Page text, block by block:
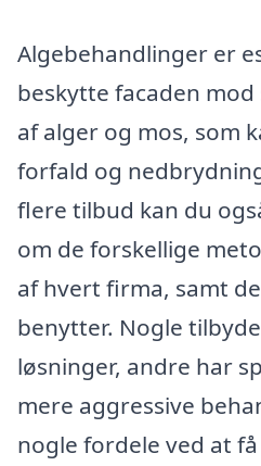
Algebehandlinger er
beskytte facaden
af alger og mos, som
forfald og
flere tilbud kan du
om de forskellige
af hvert firma, samt
benytter. Nogle
løsninger, andre har
mere aggressive
nogle fordele ved at